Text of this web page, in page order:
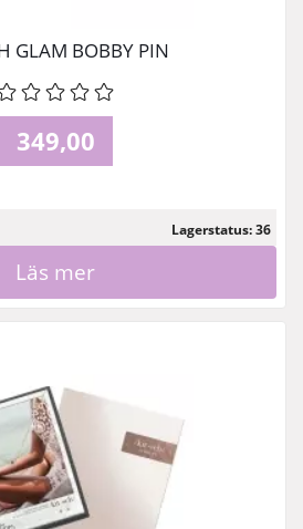
GLAM BOBBY PIN
349,00
Lagerstatus: 36
Läs mer